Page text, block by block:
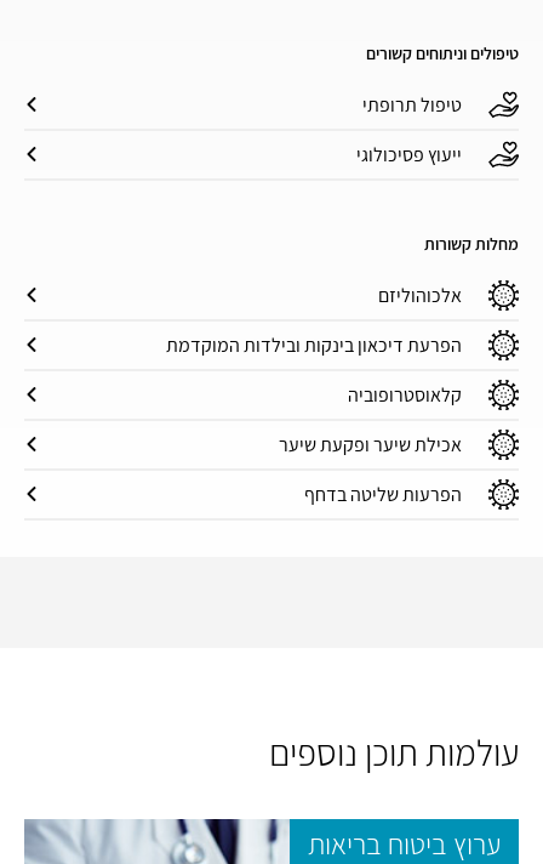
טיפולים וניתוחים קשורים
טיפול תרופתי
ייעוץ פסיכולוגי
מחלות קשורות
אלכוהוליזם
הפרעת דיכאון בינקות ובילדות המוקדמת
קלאוסטרופוביה
אכילת שיער ופקעת שיער
הפרעות שליטה בדחף
עולמות תוכן נוספים
ערוץ ביטוח בריאות